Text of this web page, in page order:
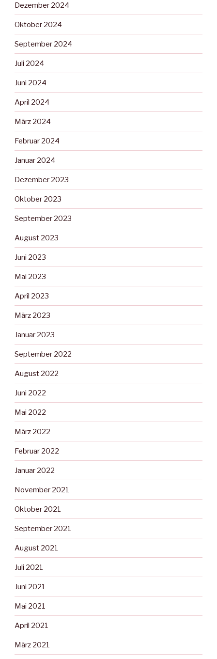
Dezember 2024
Oktober 2024
September 2024
Juli 2024
Juni 2024
April 2024
März 2024
Februar 2024
Januar 2024
Dezember 2023
Oktober 2023
September 2023
August 2023
Juni 2023
Mai 2023
April 2023
März 2023
Januar 2023
September 2022
August 2022
Juni 2022
Mai 2022
März 2022
Februar 2022
Januar 2022
November 2021
Oktober 2021
September 2021
August 2021
Juli 2021
Juni 2021
Mai 2021
April 2021
März 2021